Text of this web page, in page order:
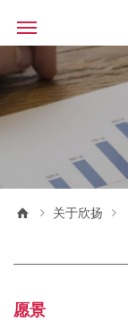
关于欣扬
愿景